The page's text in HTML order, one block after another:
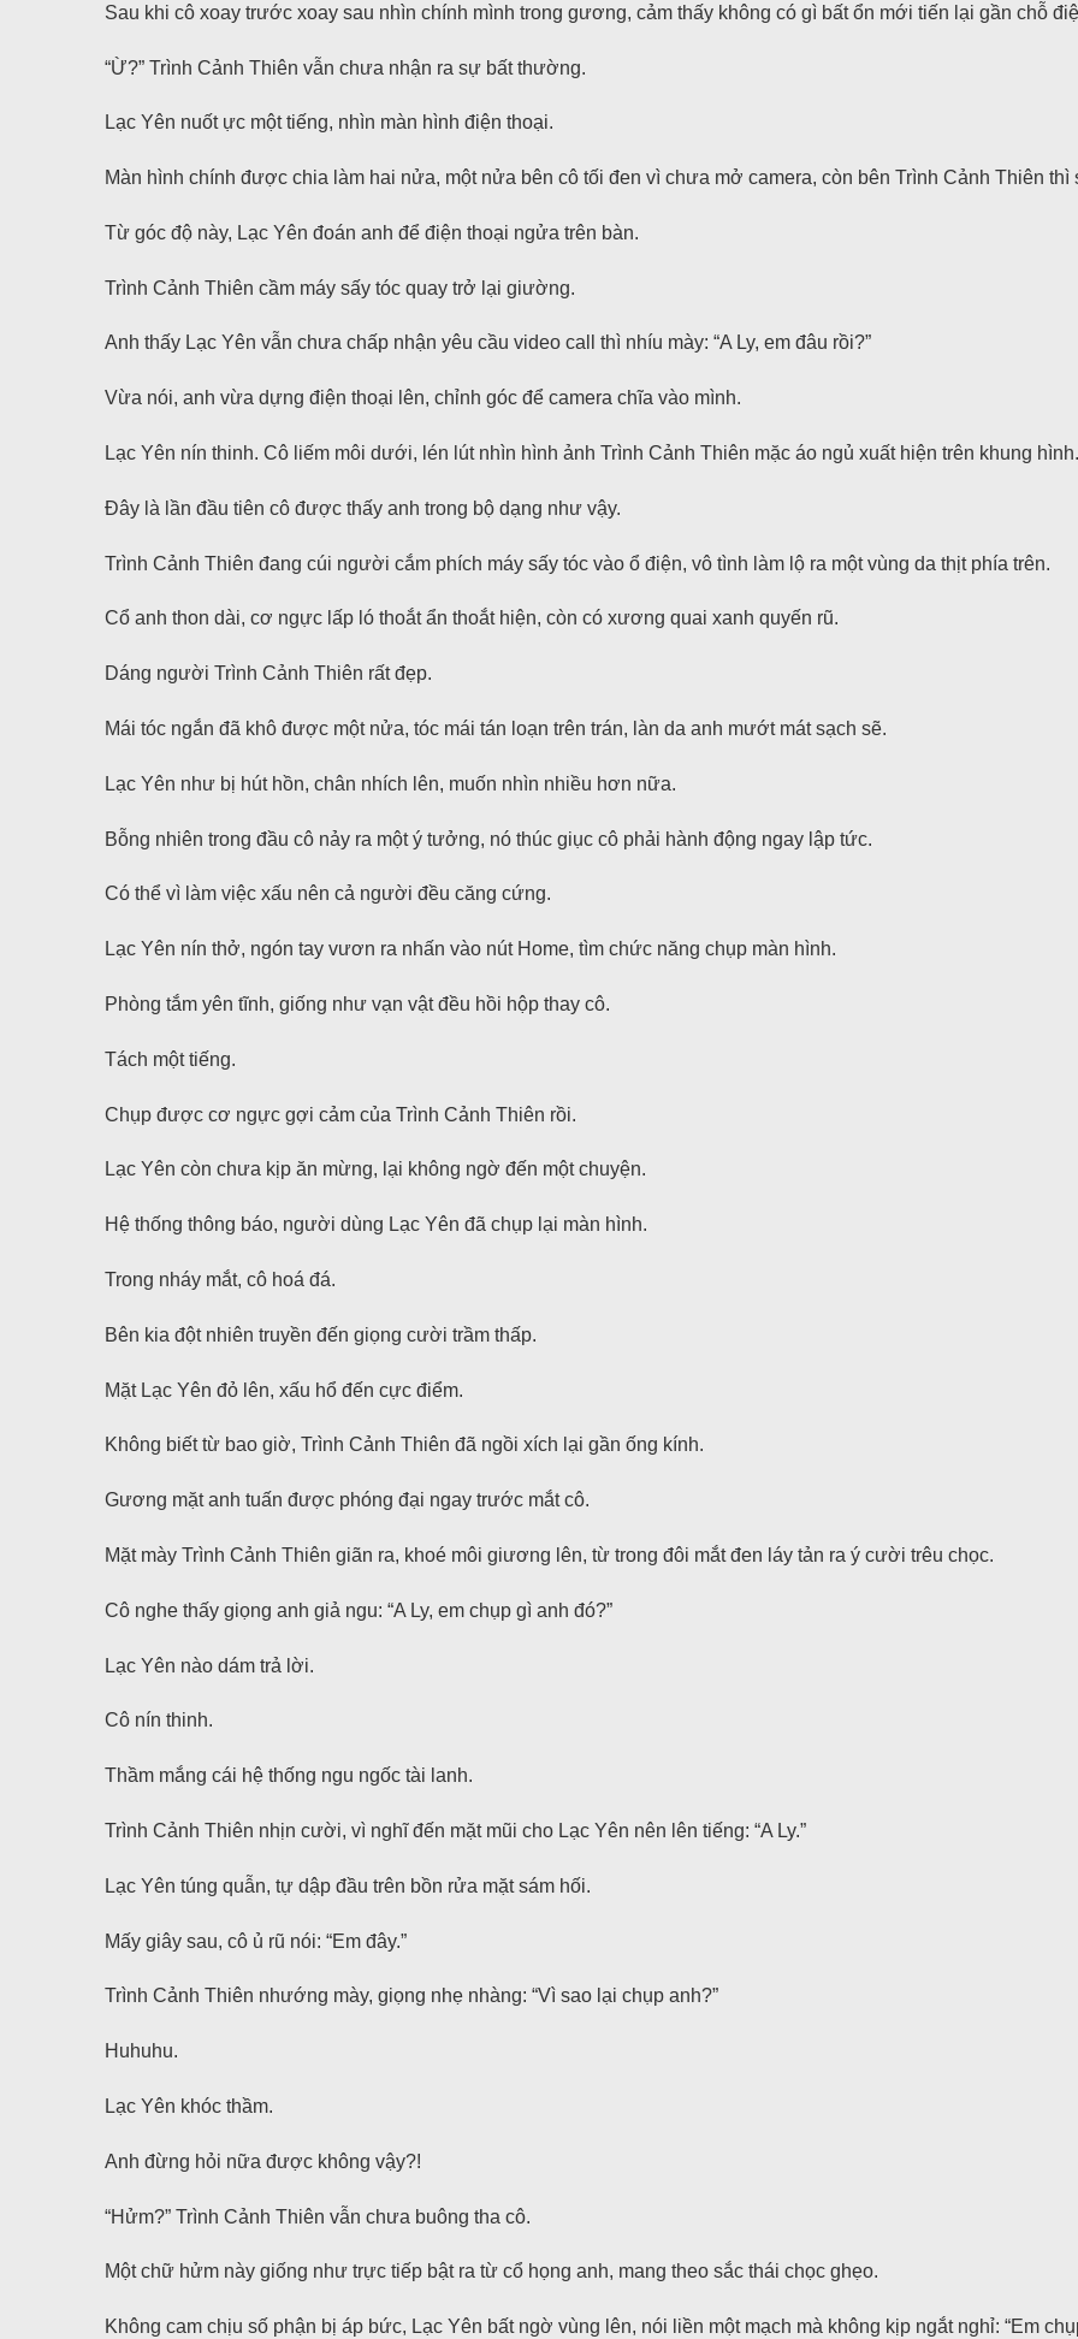
Sau khi cô xoay trước xoay sau nhìn chính mình trong gương, cảm thấy không có gì bất ổn mới tiến lại gần chỗ
“Ừ?” Trình Cảnh Thiên vẫn chưa nhận ra sự bất thường.
Lạc Yên nuốt ực một tiếng, nhìn màn hình điện thoại.
Màn hình chính được chia làm hai nửa, một nửa bên cô tối đen vì chưa mở camera, còn bên Trình Cảnh Thiên thì
Từ góc độ này, Lạc Yên đoán anh để điện thoại ngửa trên bàn.
Trình Cảnh Thiên cầm máy sấy tóc quay trở lại giường.
Anh thấy Lạc Yên vẫn chưa chấp nhận yêu cầu video call thì nhíu mày: “A Ly, em đâu rồi?”
Vừa nói, anh vừa dựng điện thoại lên, chỉnh góc để camera chĩa vào mình.
Lạc Yên nín thinh. Cô liếm môi dưới, lén lút nhìn hình ảnh Trình Cảnh Thiên mặc áo ngủ xuất hiện trên khung hình.
Đây là lần đầu tiên cô được thấy anh trong bộ dạng như vậy.
Trình Cảnh Thiên đang cúi người cắm phích máy sấy tóc vào ổ điện, vô tình làm lộ ra một vùng da thịt phía trên.
Cổ anh thon dài, cơ ngực lấp ló thoắt ẩn thoắt hiện, còn có xương quai xanh quyến rũ.
Dáng người Trình Cảnh Thiên rất đẹp.
Mái tóc ngắn đã khô được một nửa, tóc mái tán loạn trên trán, làn da anh mướt mát sạch sẽ.
Lạc Yên như bị hút hồn, chân nhích lên, muốn nhìn nhiều hơn nữa.
Bỗng nhiên trong đầu cô nảy ra một ý tưởng, nó thúc giục cô phải hành động ngay lập tức.
Có thể vì làm việc xấu nên cả người đều căng cứng.
Lạc Yên nín thở, ngón tay vươn ra nhấn vào nút Home, tìm chức năng chụp màn hình.
Phòng tắm yên tĩnh, giống như vạn vật đều hồi hộp thay cô.
Tách một tiếng.
Chụp được cơ ngực gợi cảm của Trình Cảnh Thiên rồi.
Lạc Yên còn chưa kịp ăn mừng, lại không ngờ đến một chuyện.
Hệ thống thông báo, người dùng Lạc Yên đã chụp lại màn hình.
Trong nháy mắt, cô hoá đá.
Bên kia đột nhiên truyền đến giọng cười trầm thấp.
Mặt Lạc Yên đỏ lên, xấu hổ đến cực điểm.
Không biết từ bao giờ, Trình Cảnh Thiên đã ngồi xích lại gần ống kính.
Gương mặt anh tuấn được phóng đại ngay trước mắt cô.
Mặt mày Trình Cảnh Thiên giãn ra, khoé môi giương lên, từ trong đôi mắt đen láy tản ra ý cười trêu chọc.
Cô nghe thấy giọng anh giả ngu: “A Ly, em chụp gì anh đó?”
Lạc Yên nào dám trả lời.
Cô nín thinh.
Thầm mắng cái hệ thống ngu ngốc tài lanh.
Trình Cảnh Thiên nhịn cười, vì nghĩ đến mặt mũi cho Lạc Yên nên lên tiếng: “A Ly.”
Lạc Yên túng quẫn, tự dập đầu trên bồn rửa mặt sám hối.
Mấy giây sau, cô ủ rũ nói: “Em đây.”
Trình Cảnh Thiên nhướng mày, giọng nhẹ nhàng: “Vì sao lại chụp anh?”
Huhuhu.
Lạc Yên khóc thầm.
Anh đừng hỏi nữa được không vậy?!
“Hửm?” Trình Cảnh Thiên vẫn chưa buông tha cô.
Một chữ hửm này giống như trực tiếp bật ra từ cổ họng anh, mang theo sắc thái chọc ghẹo.
Không cam chịu số phận bị áp bức, Lạc Yên bất ngờ vùng lên, nói liền một mạch mà không kịp ngắt nghỉ: “Em